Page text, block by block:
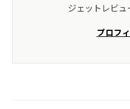
ジェットレビュ
プロフ